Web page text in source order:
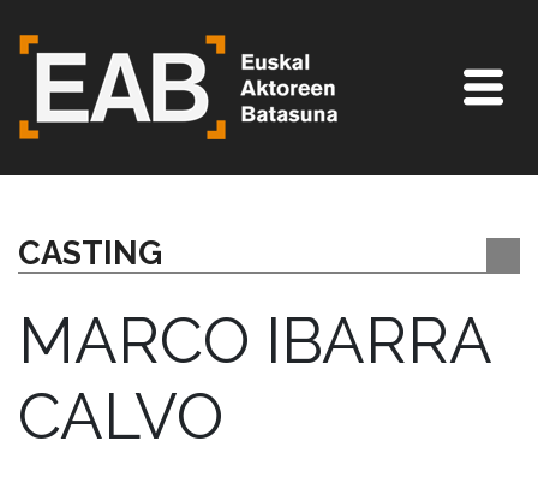
CASTING
MARCO IBARRA
CALVO